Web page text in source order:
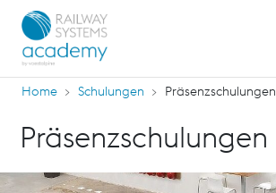
Home Schulungen Präsenzschulungen
Präsenzschulungen